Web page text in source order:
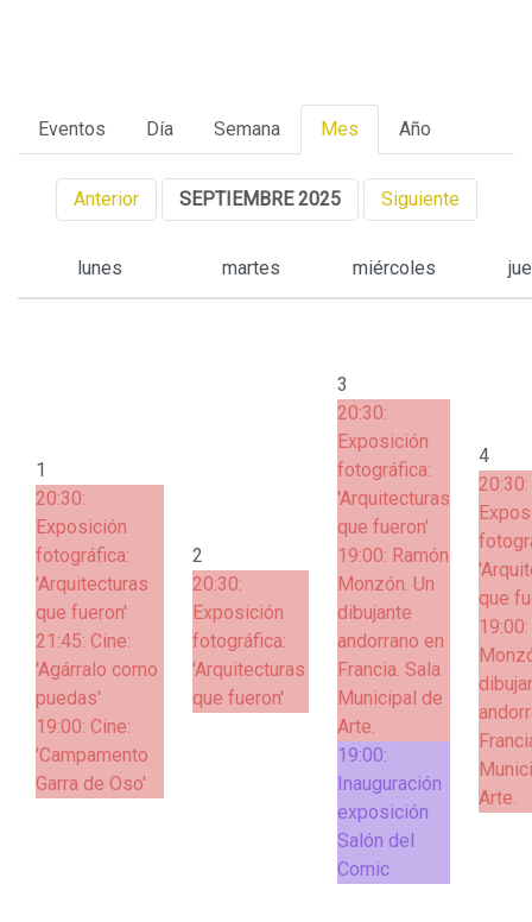
Eventos Día Semana Mes Año
Anterior SEPTIEMBRE 2025 Siguiente
lunes martes miércoles
1
20:30:
Exposición
fotográfica:
'Arquitecturas
que fueron'
21:45: Cine:
'Agárralo como
puedas'
19:00: Cine:
'Campamento
Garra de Oso'
2
20:30:
Exposición
fotográfica:
'Arquitecturas
que fueron'
3
20:30:
Exposición
fotográfica:
'Arquitecturas
que fueron'
19:00: Ramón
Monzón. Un
dibujante
andorrano en
Francia. Sala
Municipal de
Arte.
19:00:
Inauguración
exposición
Salón del
Comic
4
20:30:
que
19:00:
Arte.